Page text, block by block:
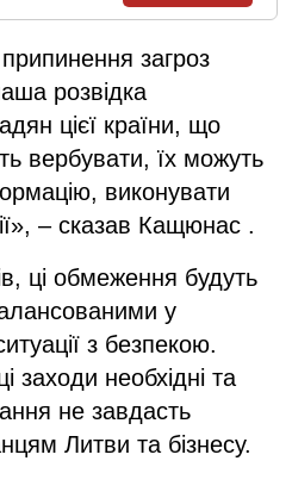
загроз
розвідка
цієї країни, що
вербувати, їх можуть
виконувати
– сказав Кащюнас .
ці обмеження будуть
у
з безпекою.
необхідні та
не завдасть
Литви та бізнесу.